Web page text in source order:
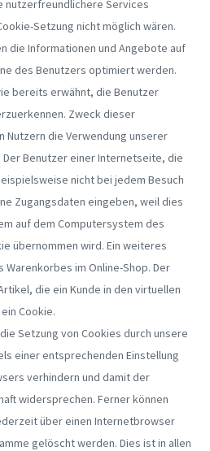
Services
Setzung nicht möglich wären.
die Informationen und Angebote auf
des Benutzers optimiert werden.
bereits erwähnt, die Benutzer
Zweck dieser
Nutzern die Verwendung unserer
Benutzer einer Internetseite, die
nicht bei jedem Besuch
Zugangsdaten eingeben, weil dies
auf dem Computersystem des
übernommen wird. Ein weiteres
im Online-Shop. Der
die ein Kunde in den virtuellen
Cookie.
Setzung von Cookies durch unsere
einer entsprechenden Einstellung
verhindern und damit der
widersprechen. Ferner können
über einen Internetbrowser
gelöscht werden. Dies ist in allen